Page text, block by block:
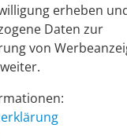
erheben
Daten zur
von